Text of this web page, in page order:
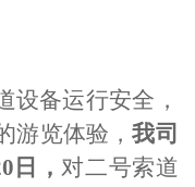
设备运行安全，
游览体验，我司
日，对二号索道